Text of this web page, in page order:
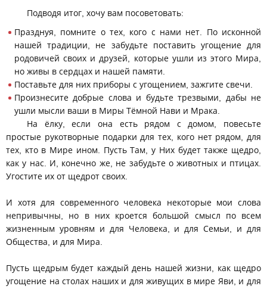
Подводя итог, хочу вам посоветовать:
Празднуя, помните о тех, кого с нами нет. По исконной
нашей традиции, не забудьте поставить угощение для
родовичей своих и друзей, которые ушли из этого Мира,
но живы в сердцах и нашей памяти.
Поставьте для них приборы с угощением, зажгите свечи.
Произнесите добрые слова и будьте трезвыми, дабы не
ушли мысли ваши в Миры Тёмной Нави и Мрака.
На ёлку, если она есть рядом с домом, повесьте
простые рукотворные подарки для тех, кого нет рядом, для
тех, кто в Мире ином. Пусть Там, у Них будет также щедро,
как у нас. И, конечно же, не забудьте о животных и птицах.
Угостите их от щедрот своих.
И хотя для современного человека некоторые мои слова
непривычны, но в них кроется большой смысл по всем
жизненным уровням и для Человека, и для Семьи, и для
Общества, и для Мира.
Пусть щедрым будет каждый день нашей жизни, как щедро
угощение на столах наших и для живущих в мире Яви, и для